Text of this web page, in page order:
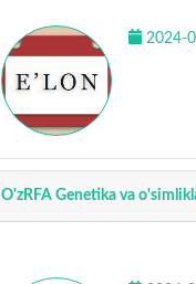
2024-
O'zRFA Genetika va